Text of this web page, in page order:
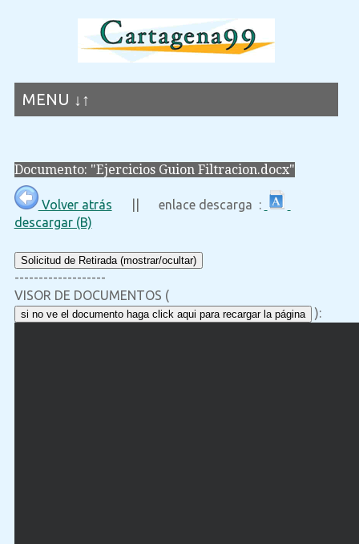
MENU ↓↑
Documento: "Ejercicios Guion Filtracion.docx"
Volver atrás || enlace descarga :
descargar (B)
Solicitud de Retirada (mostrar/ocultar)
-------------------
VISOR DE DOCUMENTOS (
si no ve el documento haga click aqui para recargar la página ):